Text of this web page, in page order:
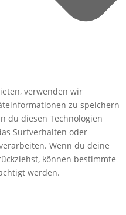
verwenden wir
zu speichern
du diesen Technologien
Surfverhalten oder
Wenn du deine
können bestimmte
werden.